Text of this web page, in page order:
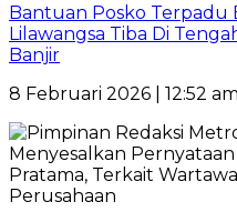
Bantuan Posko Terpadu
Lilawangsa Tiba Di
Banjir
8 Februari 2026 | 12:52